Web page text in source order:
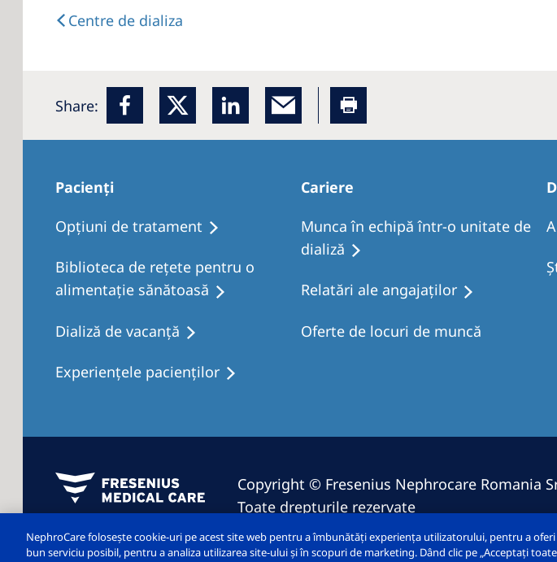
Centre de dializa
Share:
Pacienți
Opţiuni de tratament
Biblioteca de rețete pentru o
alimentație sănătoasă
Dializă de vacanţă
Experiențele pacienților
Cariere
Munca în echipă într-o unitate de
dializă
Relatări ale angajaților
Oferte de locuri de muncă
Copyright © Fresenius Nephrocare Romania
Toate drepturile rezervate
NephroCare folosește cookie-uri pe acest site web pentru a îmbunătăți experiența utilizatorului, pentru a oferi
bun serviciu posibil, pentru a analiza utilizarea site-ului și în scopuri de marketing. Dând clic pe „Acceptați